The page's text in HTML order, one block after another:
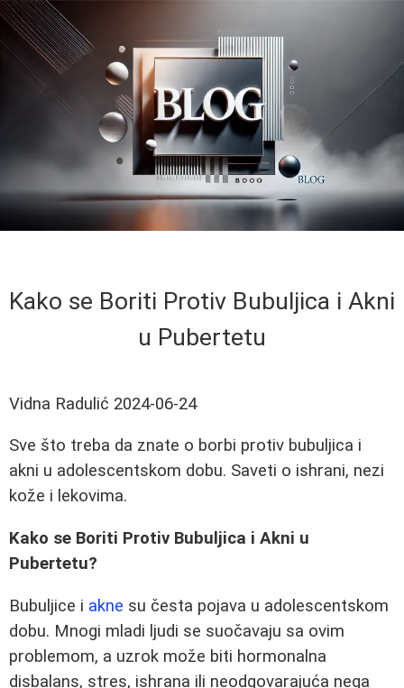
Kako se Boriti Protiv Bubuljica i Akni
u Pubertetu
Vidna Radulić 2024-06-24
Sve što treba da znate o borbi protiv bubuljica i
akni u adolescentskom dobu. Saveti o ishrani, nezi
kože i lekovima.
Kako se Boriti Protiv Bubuljica i Akni u
Pubertetu?
Bubuljice i akne su česta pojava u adolescentskom
dobu. Mnogi mladi ljudi se suočavaju sa ovim
problemom, a uzrok može biti hormonalna
disbalans, stres, ishrana ili neodgovarajuća nega